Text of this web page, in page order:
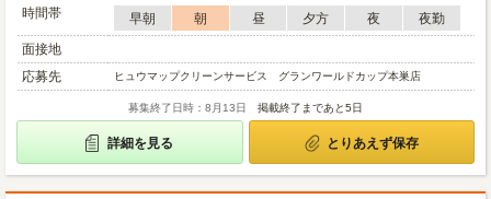
時間帯
早朝 朝 昼 夕方 夜
夜勤
面接地
応募先
ヒュウマップクリーンサービス グランワールドカップ本巣店
募集終了日時：8月13日 掲載終了まであと5日
詳細を見る とりあえず保存